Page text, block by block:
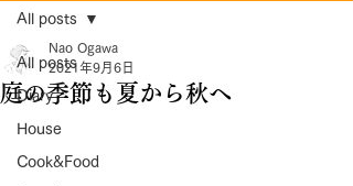
All posts
Diary
House
Cook&Food
All posts
庭の季節も夏から秋へ
Nao Ogawa
2021年9月6日